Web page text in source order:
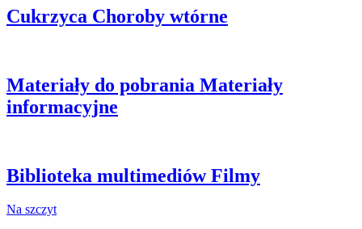
Cukrzyca Choroby wtórne
Materiały do pobrania Materiały
informacyjne
Biblioteka multimediówFilmy
Na szczyt